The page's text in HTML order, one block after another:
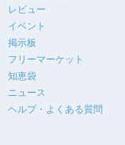
レビュー
イベント
掲示板
フリーマーケット
知恵袋
ニュース
ヘルプ・よくある質問